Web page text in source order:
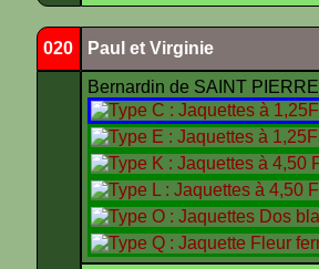
020 Paul et Virginie
Bernardin de SAINT PIERRE